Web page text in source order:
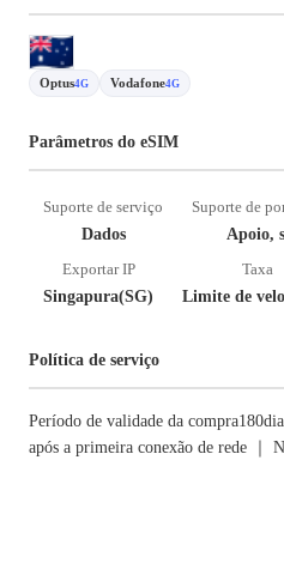
Optus4G Vodafone4G
Parâmetros do eSIM
Suporte de serviço
Dados
Suporte de
Apoio,
Exportar IP
Singapura(SG)
Taxa
Limite de
Política de serviço
Período de validade da
após a primeira conexão de rede ｜